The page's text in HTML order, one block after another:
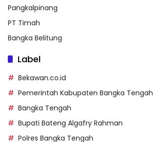
Pangkalpinang
PT Timah
Bangka Belitung
Label
Bekawan.co.id
Pemerintah Kabupaten Bangka Tengah
Bangka Tengah
Bupati Bateng Algafry Rahman
Polres Bangka Tengah